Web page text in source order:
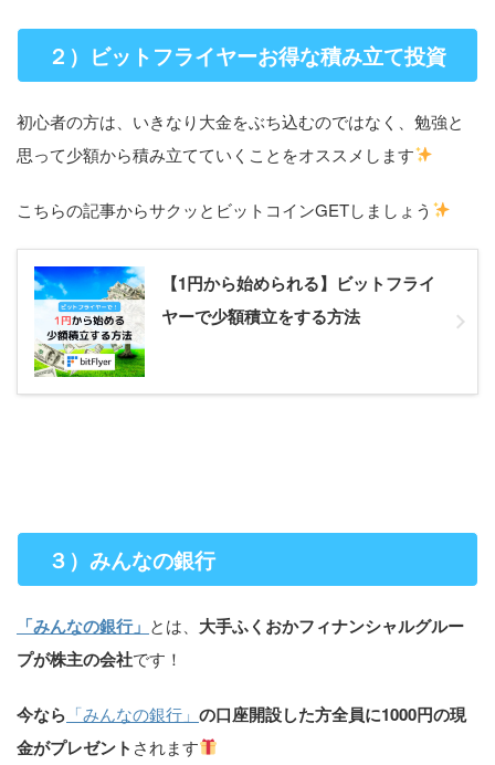
２）ビットフライヤーお得な積み立て投資
初心者の方は、いきなり大金をぶち込むのではなく、勉強と
思って少額から積み立てていくことをオススメします
こちらの記事からサクッとビットコインGETしましょう
【1円から始められる】ビットフライ
ヤーで少額積立をする方法
３）みんなの銀行
「みんなの銀行」 とは、 大手ふくおかフィナンシャルグルー
プが株主の会社です！
今なら 「みんなの銀行」 の口座開設した方全員に1000円の現
金がプレゼント されます